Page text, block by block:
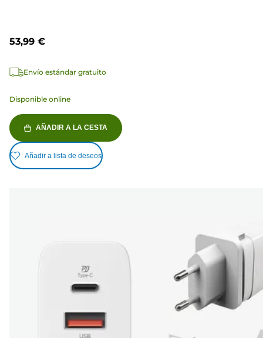
53,99 €
Envío estándar gratuito
Disponible online
AÑADIR A LA CESTA
Añadir a lista de deseos